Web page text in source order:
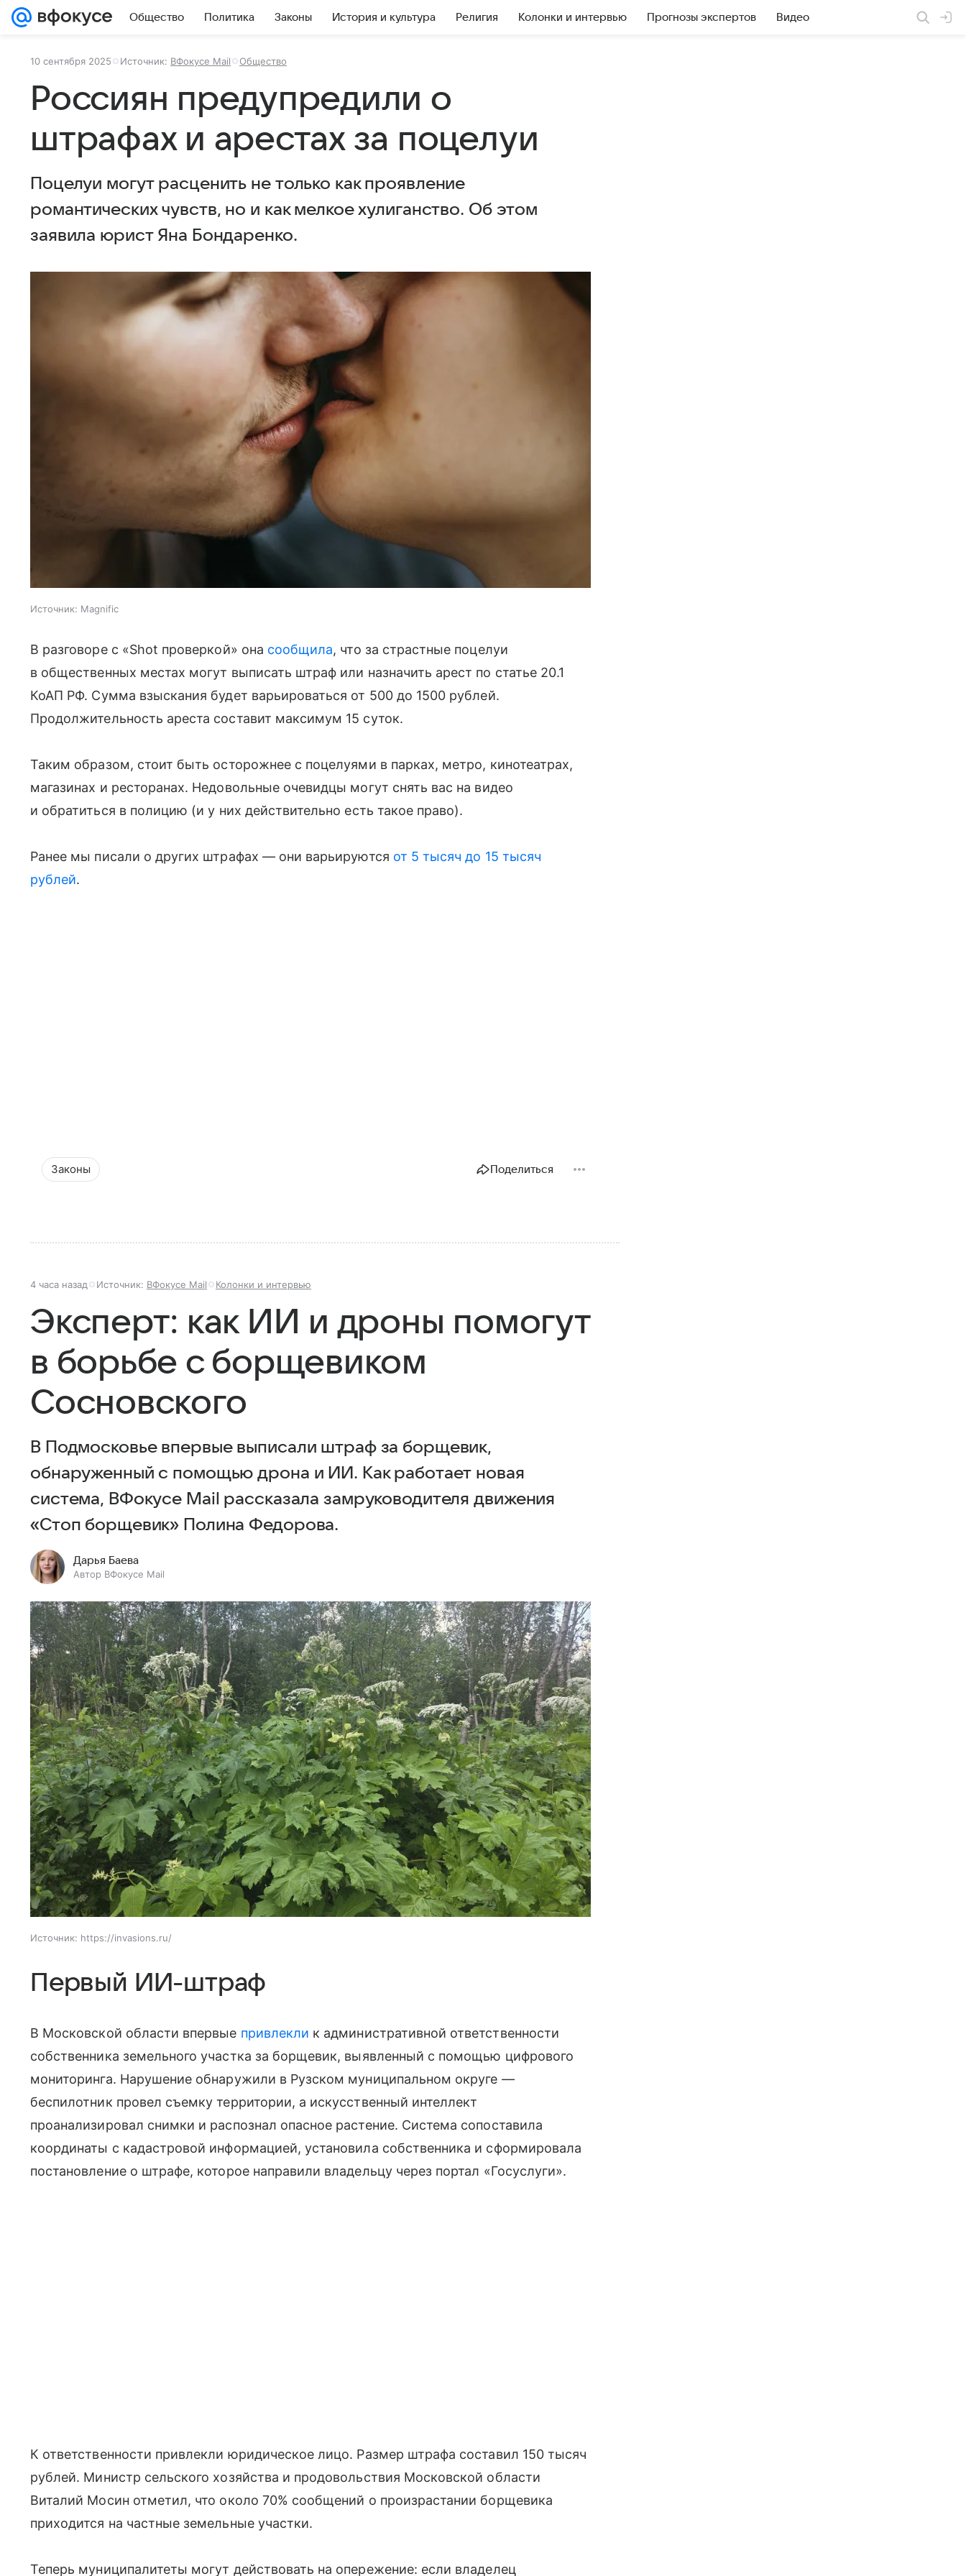
Общество Политика Законы История и культура Религия Колонки и интервью Прогнозы экспертов Видео
10 сентября 2025 Источник: ВФокусе Mail Общество
Россиян предупредили о
штрафах и арестах за поцелуи
Поцелуи могут расценить не только как проявление
романтических чувств, но и как мелкое хулиганство. Об этом
заявила юрист Яна Бондаренко.
Источник: Magnific
В разговоре с «Shot проверкой» она сообщила, что за страстные поцелуи
в общественных местах могут выписать штраф или назначить арест по статье 20.1
КоАП РФ. Сумма взыскания будет варьироваться от 500 до 1500 рублей.
Продолжительность ареста составит максимум 15 суток.
Таким образом, стоит быть осторожнее с поцелуями в парках, метро, кинотеатрах,
магазинах и ресторанах. Недовольные очевидцы могут снять вас на видео
и обратиться в полицию (и у них действительно есть такое право).
Ранее мы писали о других штрафах — они варьируются от 5 тысяч до 15 тысяч
рублей.
Законы Поделиться
4 часа назад Источник: ВФокусе Mail Колонки и интервью
Эксперт: как ИИ и дроны помогут
в борьбе с борщевиком
Сосновского
В Подмосковье впервые выписали штраф за борщевик,
обнаруженный с помощью дрона и ИИ. Как работает новая
система, ВФокусе Mail рассказала замруководителя движения
«Стоп борщевик» Полина Федорова.
Дарья Баева
Автор ВФокусе Mail
Источник: https://invasions.ru/
Первый ИИ-штраф
В Московской области впервые привлекли к административной ответственности
собственника земельного участка за борщевик, выявленный с помощью цифрового
мониторинга. Нарушение обнаружили в Рузском муниципальном округе —
беспилотник провел съемку территории, а искусственный интеллект
проанализировал снимки и распознал опасное растение. Система сопоставила
координаты с кадастровой информацией, установила собственника и сформировала
постановление о штрафе, которое направили владельцу через портал «Госуслуги».
К ответственности привлекли юридическое лицо. Размер штрафа составил 150 тысяч
рублей. Министр сельского хозяйства и продовольствия Московской области
Виталий Мосин отметил, что около 70% сообщений о произрастании борщевика
приходится на частные земельные участки.
Теперь муниципалитеты могут действовать на опережение: если владелец